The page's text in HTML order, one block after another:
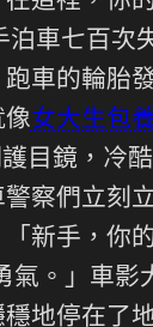
車七百次
車的輪胎
像女大生包
目鏡，冷
察們立刻
新手，你
氣。」車影
地停在了